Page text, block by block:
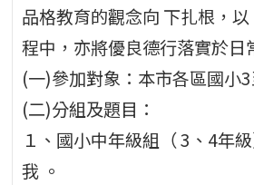
品格教育的觀念向 下扎根，
程中，亦將優良德行落實於日
(一)參加對象：本市各區國小
(二)分組及題目：
１、國小中年級組（ 3、4年
我 。